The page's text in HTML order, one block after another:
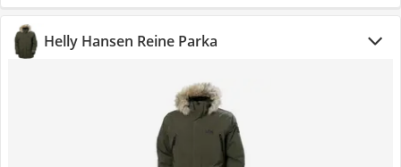
Helly Hansen Reine Parka